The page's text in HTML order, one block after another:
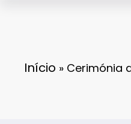
Início » Cerimónia